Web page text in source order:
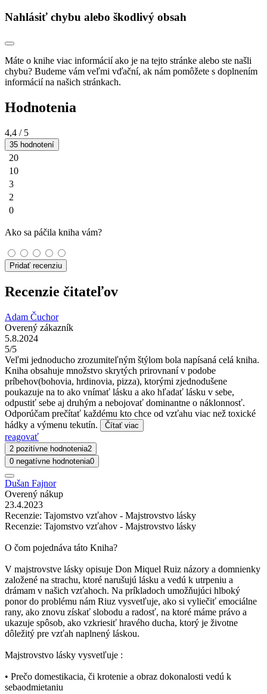
Nahlásiť chybu alebo škodlivý obsah
Máte o knihe viac informácií ako je na tejto stránke alebo ste našli
chybu? Budeme vám veľmi vďační, ak nám pomôžete s doplnením
informácií na našich stránkach.
Hodnotenia
4,4 / 5
35 hodnotení
20
10
3
2
0
Ako sa páčila kniha vám?
Pridať recenziu
Recenzie čitateľov
Adam Čuchor
Overený zákazník
5.8.2024
5/5
Veľmi jednoducho zrozumiteľným štýlom bola napísaná celá kniha.
Kniha obsahuje množstvo skrytých prirovnaní v podobe
príbehov(bohovia, hrdinovia, pizza), ktorými zjednodušene
poukazuje na to ako vnímať lásku a ako hľadať lásku v sebe,
odpustiť sebe aj druhým a nebojovať dominantne o náklonnosť.
Odporúčam prečítať každému kto chce od vzťahu viac než toxické
hádky a výmenu tekutín.
Čítať viac
reagovať
2 pozitívne hodnotenia2
0 negatívne hodnotenia0
Dušan Fajnor
Overený nákup
23.4.2023
Recenzie: Tajomstvo vzťahov - Majstrovstvo lásky
Recenzie: Tajomstvo vzťahov - Majstrovstvo lásky
O čom pojednáva táto Kniha?
V majstrovstve lásky opisuje Don Miquel Ruiz názory a domnienky
založené na strachu, ktoré narušujú lásku a vedú k utrpeniu a
drámam v našich vzťahoch. Na príkladoch umožňujúci hlboký
ponor do problému nám Riuz vysvetľuje, ako si vyliečiť emociálne
rany, ako znovu získať slobodu a radosť, na ktoré máme právo a
ukazuje spôsob, ako vzkriesiť hravého ducha, ktorý je životne
dôležitý pre vzťah naplnený láskou.
Majstrovstvo lásky vysvetľuje :
• Prečo domestikacia, či krotenie a obraz dokonalosti vedú k
sebaodmietaniu